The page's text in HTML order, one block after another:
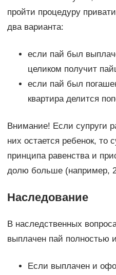
пройти процедуру
два варианта:
если пай был
целиком получит
если пай был
квартира делится
Внимание! Если супруги
них остается ребенок, то
принципа равенства и
долю больше (например,
Наследование
В наследственных
выплачен пай полностью
Если выплачен и